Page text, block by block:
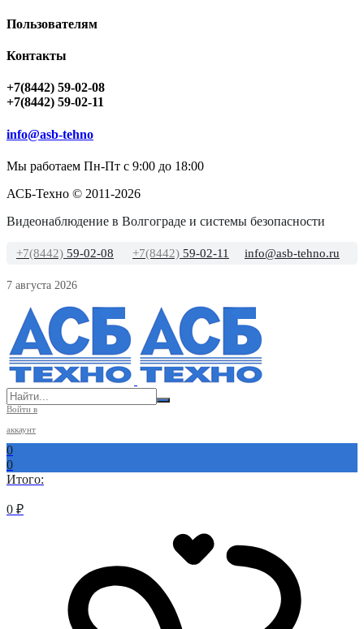
Пользователям
Контакты
+7(8442) 59-02-08
+7(8442) 59-02-11
info@asb-tehno
Мы работаем Пн-Пт с 9:00 до 18:00
АСБ-Техно © 2011-2026
Видеонаблюдение в Волгограде и системы безопасности
+7(8442) 59-02-08 +7(8442) 59-02-11 info@asb-tehno.ru
7 августа 2026
Войти в
аккаунт
0
0
Итого:
0 ₽